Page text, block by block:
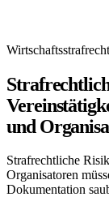
Wirtschaftsstrafrecht
und
Strafrechtliche
Organisatoren
Dokumentation